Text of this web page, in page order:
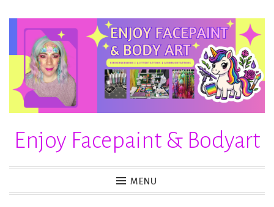
content
Enjoy Facepaint & Bodyart
MENU